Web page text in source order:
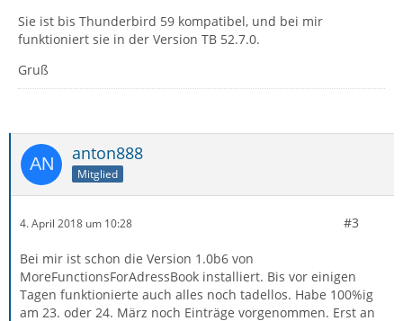
Sie ist bis Thunderbird 59 kompatibel, und bei mir
funktioniert sie in der Version TB 52.7.0.
Gruß
anton888
Mitglied
4. April 2018 um 10:28 #3
Bei mir ist schon die Version 1.0b6 von
MoreFunctionsForAdressBook installiert. Bis vor einigen
Tagen funktionierte auch alles noch tadellos. Habe 100%ig
am 23. oder 24. März noch Einträge vorgenommen. Erst an